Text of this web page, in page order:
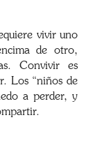
vivir uno
de otro,
Convivir es
Los “niños de
a perder, y